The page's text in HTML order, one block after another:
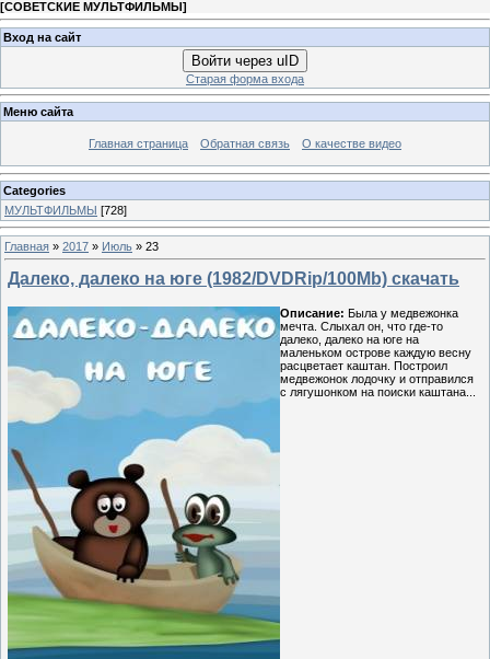
[СОВЕТСКИЕ МУЛЬТФИЛЬМЫ]
Вход на сайт
Войти через uID
Старая форма входа
Меню сайта
Главная страница Обратная связь О качестве видео
Categories
МУЛЬТФИЛЬМЫ [728]
Главная » 2017 » Июль » 23
Далеко, далеко на юге (1982/DVDRip/100Mb) скачать
Описание: Была у медвежонка
мечта. Слыхал он, что где-то
далеко, далеко на юге на
маленьком острове каждую весну
расцветает каштан. Построил
медвежонок лодочку и отправился
с лягушонком на поиски каштана...